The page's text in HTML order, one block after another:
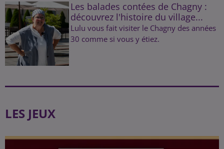
Les balades contées de Chagny :
découvrez l'histoire du village...
Lulu vous fait visiter le Chagny des années
30 comme si vous y étiez.
LES JEUX